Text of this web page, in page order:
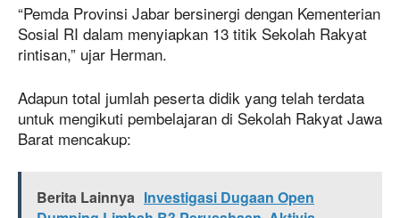
“Pemda Provinsi Jabar bersinergi dengan Kementerian
Sosial RI dalam menyiapkan 13 titik Sekolah Rakyat
rintisan,” ujar Herman.
Adapun total jumlah peserta didik yang telah terdata
untuk mengikuti pembelajaran di Sekolah Rakyat Jawa
Barat mencakup:
Berita Lainnya Investigasi Dugaan Open